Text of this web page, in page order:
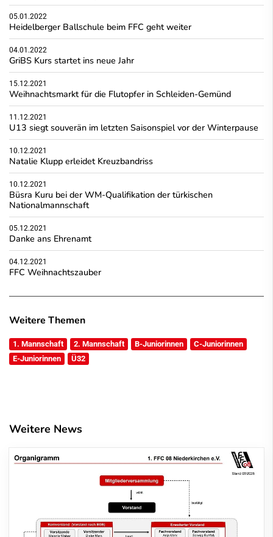
05.01.2022
Heidelberger Ballschule beim FFC geht weiter
04.01.2022
GriBS Kurs startet ins neue Jahr
15.12.2021
Weihnachtsmarkt für die Flutopfer in Schleiden-Gemünd
11.12.2021
U13 siegt souverän im letzten Saisonspiel vor der Winterpause
10.12.2021
Natalie Klupp erleidet Kreuzbandriss
10.12.2021
Büsra Kuru bei der WM-Qualifikation der türkischen
Nationalmannschaft
05.12.2021
Danke ans Ehrenamt
04.12.2021
FFC Weihnachtszauber
Weitere Themen
1. Mannschaft 2. Mannschaft B-Juniorinnen
C-Juniorinnen
E-Juniorinnen
Ü32
Weitere News